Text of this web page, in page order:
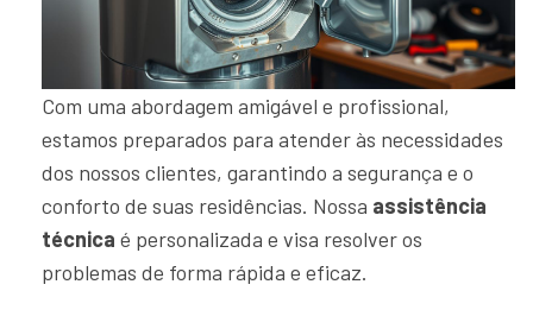
Com uma abordagem amigável e profissional,
estamos preparados para atender às necessidades
dos nossos clientes, garantindo a segurança e o
conforto de suas residências. Nossa assistência
técnica é personalizada e visa resolver os
problemas de forma rápida e eficaz.